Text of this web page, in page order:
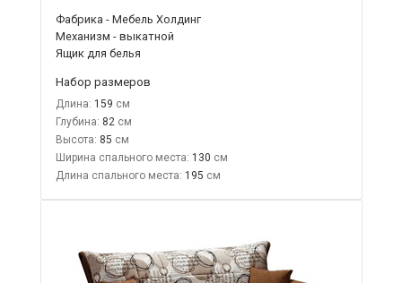
Фабрика - Мебель Холдинг
Механизм - выкатной
Ящик для белья
Набор размеров
Длина: 159
Глубина: 82
Высота: 85
Ширина спального места: 130
Длина спального места: 195